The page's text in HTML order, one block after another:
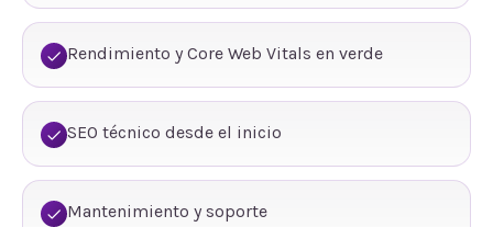
Rendimiento y Core Web Vitals en verde
SEO técnico desde el inicio
Mantenimiento y soporte